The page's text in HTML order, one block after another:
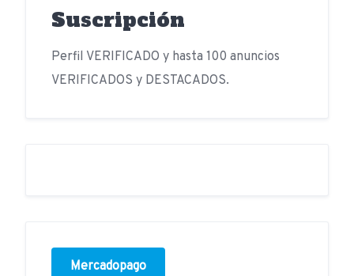
Suscripción
Perfil VERIFICADO y hasta 100 anuncios
VERIFICADOS y DESTACADOS.
Mercadopago